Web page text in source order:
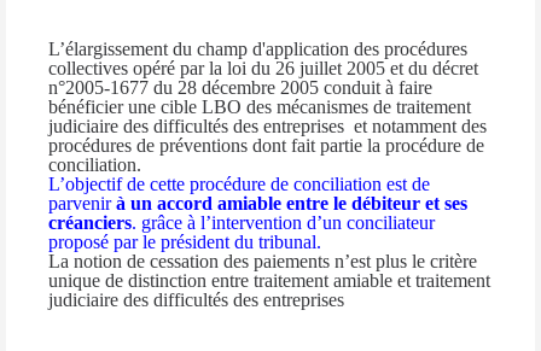
L’élargissement du champ d'application des procédures
collectives opéré par la loi du 26 juillet 2005 et du décret
n°2005-1677 du 28 décembre 2005 conduit à faire
bénéficier une cible LBO des mécanismes de traitement
judiciaire des difficultés des entreprises et notamment des
procédures de préventions dont fait partie la procédure de
conciliation.
L’objectif de cette procédure de conciliation est de
parvenir à un accord amiable entre le débiteur et ses
créanciers. grâce à l’intervention d’un conciliateur
proposé par le président du tribunal.
La notion de cessation des paiements n’est plus le critère
unique de distinction entre traitement amiable et traitement
judiciaire des difficultés des entreprises